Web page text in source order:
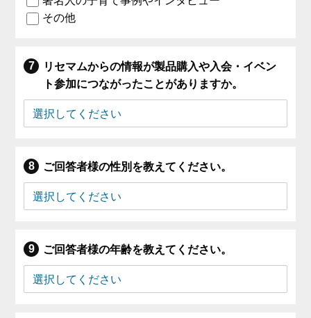
その他
リセマムからの情報が製品購入や入会・イベン
ト参加につながったことがありますか。
ご回答者様の性別を教えてください。
ご回答者様の年齢を教えてください。